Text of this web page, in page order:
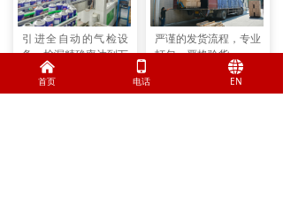
严谨的发货流程，专业
打包，严格验货。
引进全自动的气检设
备，检漏精确率达到万
分之五，共进行三轮检
漏。
낀
首页
넓
电话
뀁
EN